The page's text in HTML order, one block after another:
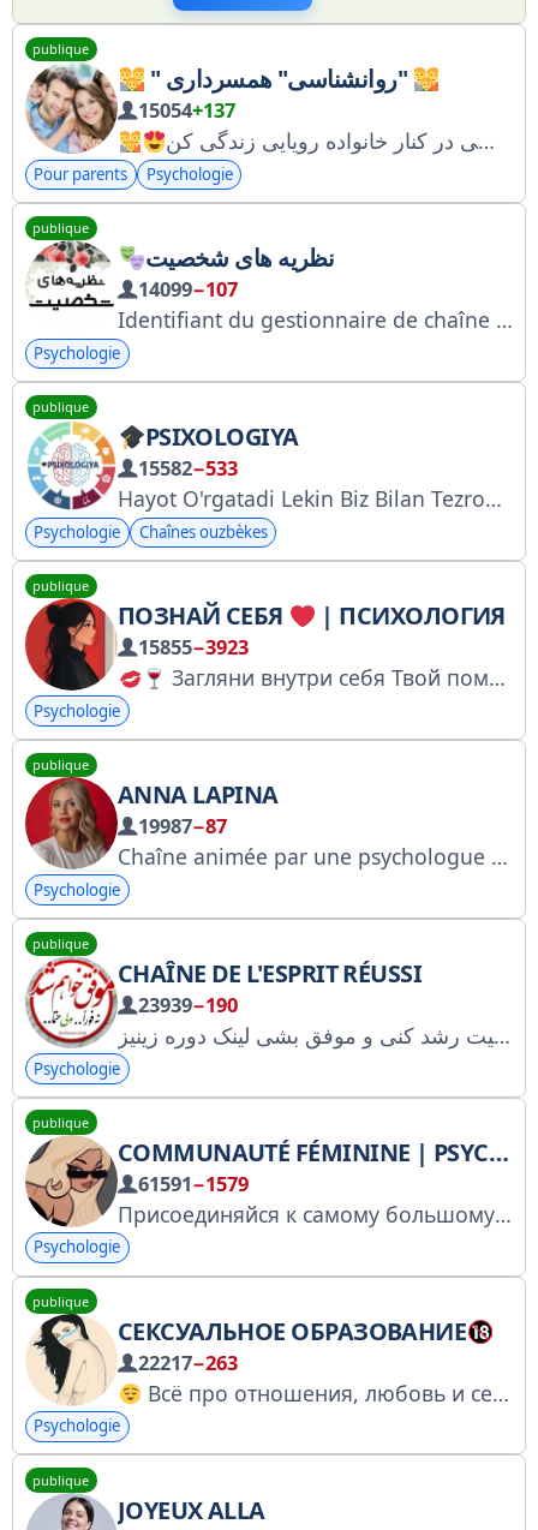
publique
" روانشناسی" همسرداری"
15054+137
با کانال روانشناسی در کنار خانواده رویایی زندگی کن
Pour parents Psychologie
publique
نظریه های شخصیت
14099−107
Identifiant du gestionnaire de chaîne pour la publicité : @psy_kargahearavan
Psychologie
publique
PSIXOLOGIYA
15582−533
Hayot O'rgatadi Lekin Biz Bilan Tezroq!!
Psychologie Chaînes ouzbèkes
publique
ПОЗНАЙ СЕБЯ | ПСИХОЛОГИЯ
15855−3923
Загляни внутри себя Твой помощник в мире саморазвития По рекламе писать: @VenettiVia Купить рекламу: https://telega.in/c/psykhology11
Psychologie
publique
ANNA LAPINA
19987−87
Chaîne animée par une psychologue et hypnothérapeute certifiée, ambassadrice du bien-être féminin et auteure de la Méthode de Changement Rapide. Elle explore le pouvoir de l'inconscient et les techniques psychologiques modernes. A+ Inscrivez-vous sur la liste Roskomnadzor : https://inlnk.ru/oea5KK #BAFON
Psychologie
publique
CHAÎNE DE L'ESPRIT RÉUSSI
23939−190
موفقیت شدنیه، اصولی داره که اگه رعایت کنی، مسیرت راحت تر میشه ما یه دوره آموزشی رایگان تهیه کردیم تا بهت کمک کنه روی ذهنیت خودت کار کنی و آروم آروم توی زندگیت رشد کنی و موفق بشی لینک دوره زینیز
Psychologie
publique
COMMUNAUTÉ FÉMININE | PSYCHOLOGIE ET DÉVELOPPEMENT PERSONNEL | MOTIVATION
61591−1579
Присоединяйся к самому большому женскому комьюнити
Psychologie
publique
СЕКСУАЛЬНОЕ ОБРАЗОВАНИЕ
22217−263
Всё про отношения, любовь и секс. Профессионально, легко и без воды. По всем вопросам: @mediagrape, @grapemedia
Psychologie
publique
JOYEUX ALLA